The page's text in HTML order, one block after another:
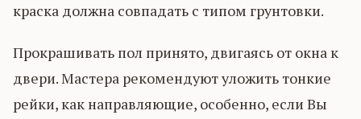
краска должна совпадать с типом грунтовки.
Прокрашивать пол принято, двигаясь от окна к
двери. Мастера рекомендуют уложить тонкие
рейки, как направляющие, особенно, если Вы